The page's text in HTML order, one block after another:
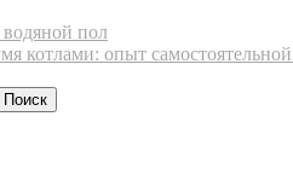
пол
котлами: опыт
Поиск